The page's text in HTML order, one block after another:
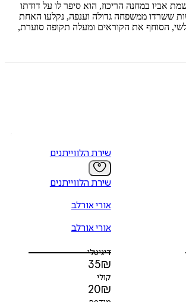
אביו במחנה הריכוז, הוא סיפר לו על דודתו
ששרדו ממשפחה גדולה וענפה, נקלעו האחת
הסוחף את הקוראים ומעלה תקופה סוערת,
שירת הלווייתנים
שירת הלווייתנים
אורי אורלב
אורי אורלב
דיגיטלי
35₪
קולי
20₪